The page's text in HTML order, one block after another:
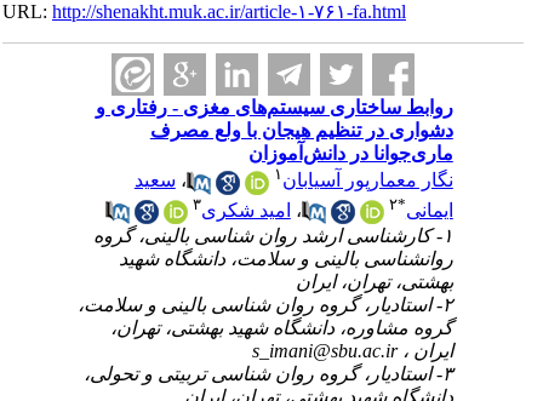
URL:http://shenakht.muk.ac.ir/article-۱-۷۶۱-fa.html
روابط ساختاری سیستم‌های مغزی - رفتاری و
دشواری در تنظیم هیجان با ولع مصرف
ماری‌جوانا در دانش‌آموزان
نگار معمارپور آسیابان ۱ ،سعید
ایمانی
۲ ،امید شکری
۱- کارشناسی ارشد روان شناسی بالینی، گروه
روانشناسی بالینی و سلامت،‌ دانشگاه شهید
بهشتی، تهران، ایران
۲- استادیار، گروه روان شناسی بالینی و سلامت،
گروه مشاوره،‌ دانشگاه شهید بهشتی، تهران،
ایران ، s_imani@sbu.ac.ir
۳- استادیار، گروه روان شناسی تربیتی و تحولی،